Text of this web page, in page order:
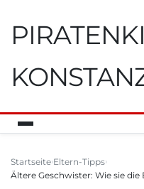
Startseite Eltern-Tipps
Ältere Geschwister: Wie sie